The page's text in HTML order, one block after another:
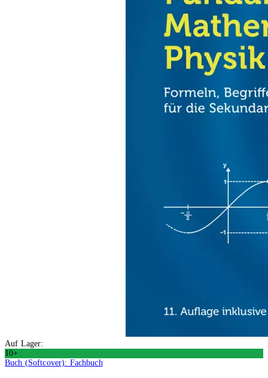
Auf Lager:
10+
Buch (Softcover): Fachbuch